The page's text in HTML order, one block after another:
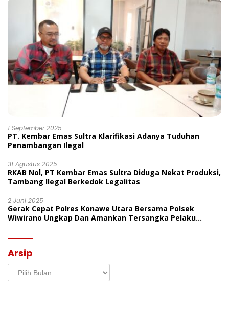
1 September 2025
PT. Kembar Emas Sultra Klarifikasi Adanya Tuduhan
Penambangan Ilegal
31 Agustus 2025
RKAB Nol, PT Kembar Emas Sultra Diduga Nekat Produksi,
Tambang Ilegal Berkedok Legalitas
2 Juni 2025
Gerak Cepat Polres Konawe Utara Bersama Polsek
Wiwirano Ungkap Dan Amankan Tersangka Pelaku
Arsip
Arsip